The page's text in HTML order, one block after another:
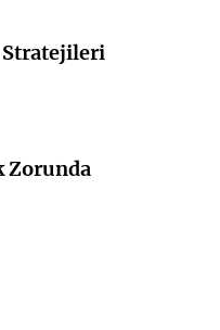
Stratejileri
Zorunda